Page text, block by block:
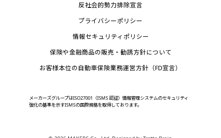
反社会的勢力排除宣言
プライバシーポリシー
情報セキュリティポリシー
保険や金融商品の販売・勧誘方針について
お客様本位の自動車保険業務運営方針（FD宣言）
メーカーズグループはISO27001（ISMS 認証）情報管理システムのセキュリティ
強化の基準を示すISMSの国際規格を取得しております。